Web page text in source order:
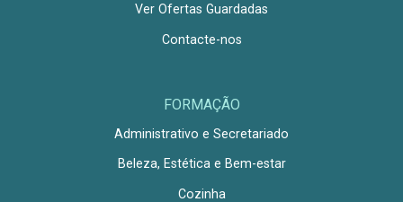
Ver Ofertas Guardadas
Contacte-nos
FORMAÇÃO
Administrativo e Secretariado
Beleza, Estética e Bem-estar
Cozinha